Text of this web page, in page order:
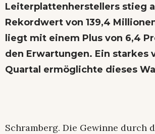
Leiterplattenherstellers stieg
Rekordwert von 139,4
liegt mit einem Plus von 6,4
den Erwartungen. Ein starkes
Quartal ermöglichte dieses
Schramberg. Die Gewinne durch